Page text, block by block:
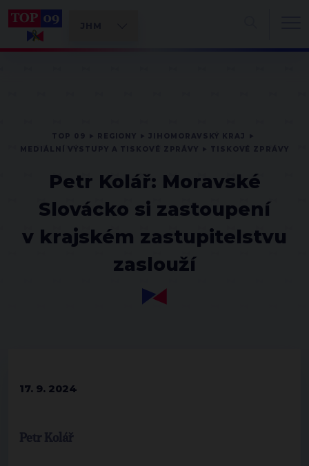
Petr Kolář: Moravské
Slovácko si zastoupení
v krajském zastupitelstvu
zaslouží
17. 9. 2024
Petr Kolář